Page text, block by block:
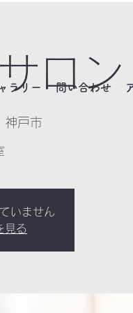
ラリー 問い合わせ
ロン
神戸市
いません
見る